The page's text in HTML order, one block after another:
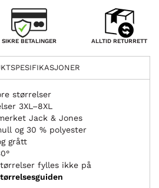
SIKRE BETALINGER ALLTID RETURRETT
størrelser
3XL–8XL
Jack & Jones
og 30 % polyester
grått
fylles ikke på